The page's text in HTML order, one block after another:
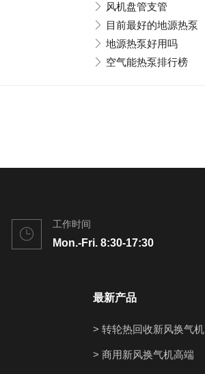
风机盘管支管
目前最好的地源热泵
地源热泵好用吗
空气能热泵排行榜
工作时间
Mon.-Fri. 8:30-17:30
最新产品
> 转轮热回收新风换气机
> 商用新风换气机高端